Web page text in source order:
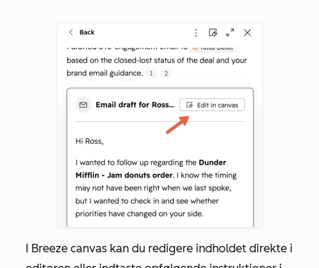
I Breeze canvas kan du redigere indholdet direkte i